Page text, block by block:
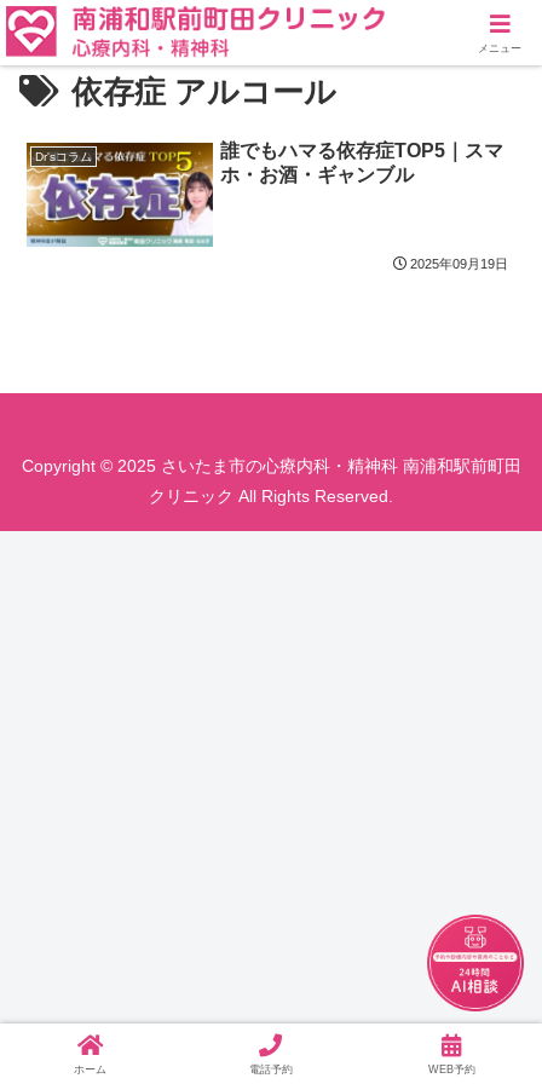
依存症 アルコール
Dr'sコラム
誰でもハマる依存症TOP5｜スマ
ホ・お酒・ギャンブル
2025年09月19日
Copyright © 2025 さいたま市の心療内科・精神科 南浦和駅前町田
クリニック All Rights Reserved.
メニュー
ホーム 電話予約 WEB予約
チャット